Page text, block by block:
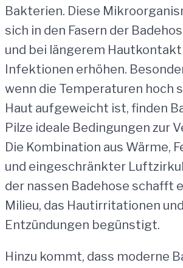
Bakterien. Diese
sich in den Fasern der
und bei längerem
Infektionen erhöhen.
wenn die Temperaturen hoch
Haut aufgeweicht ist, finden
Pilze ideale Bedingungen zur
Die Kombination aus Wärme,
und eingeschränkter
der nassen Badehose schafft
Milieu, das Hautirritationen und
Entzündungen begünstigt.
Hinzu kommt, dass moderne